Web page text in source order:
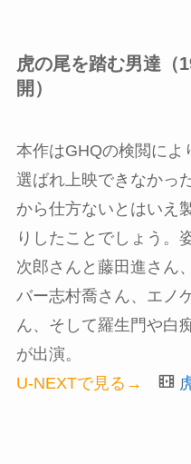
虎の尾を踏む男達
開）
本作はGHQの検閲によ
選ばれ上映できなかっ
から仕方ないとはいえ
りしたことでしょう。
次郎さんと藤田進さん
バー志村喬さん、エノ
ん、そして羅生門や白
が出演。
U-NEXTで見る→